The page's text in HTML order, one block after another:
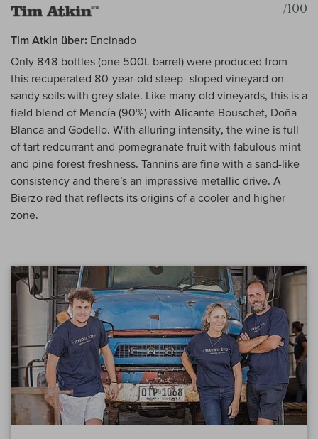
/100
Tim Atkin über: Encinado
Only 848 bottles (one 500L barrel) were produced from
this recuperated 80-year-old steep- sloped vineyard on
sandy soils with grey slate. Like many old vineyards, this is a
field blend of Mencía (90%) with Alicante Bouschet, Doña
Blanca and Godello. With alluring intensity, the wine is full
of tart redcurrant and pomegranate fruit with fabulous mint
and pine forest freshness. Tannins are fine with a sand-like
consistency and there’s an impressive metallic drive. A
Bierzo red that reflects its origins of a cooler and higher
zone.